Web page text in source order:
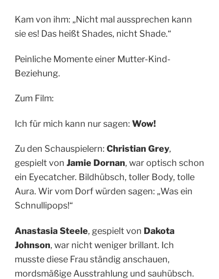
Kam von ihm: „Nicht mal aussprechen kann
sie es! Das heißt Shades, nicht Shade.“
Peinliche Momente einer Mutter-Kind-
Beziehung.
Zum Film:
Ich für mich kann nur sagen: Wow!
Zu den Schauspielern: Christian Grey,
gespielt von Jamie Dornan, war optisch schon
ein Eyecatcher. Bildhübsch, toller Body, tolle
Aura. Wir vom Dorf würden sagen: „Was ein
Schnullipops!“
Anastasia Steele, gespielt von Dakota
Johnson, war nicht weniger brillant. Ich
musste diese Frau ständig anschauen,
mordsmäßige Ausstrahlung und sauhübsch.